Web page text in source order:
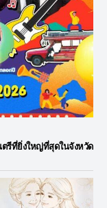
รีที่ยิ่งใหญ่ที่สุดในจังหวัด